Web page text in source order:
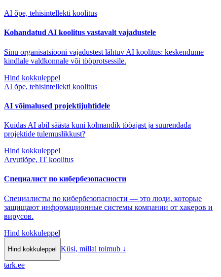
AI õpe, tehisintellekti koolitus
Kohandatud AI koolitus vastavalt vajadustele
Sinu organisatsiooni vajadustest lähtuv AI koolitus: keskendume
kindlale valdkonnale või tööprotsessile.
Hind kokkuleppel
AI õpe, tehisintellekti koolitus
AI võimalused projektijuhtidele
Kuidas AI abil säästa kuni kolmandik tööajast ja suurendada
projektide tulemuslikkust?
Hind kokkuleppel
Arvutiõpe, IT koolitus
Специалист по кибербезопасности
Специалисты по кибербезопасности — это люди, которые
защищают информационные системы компании от хакеров и
вирусов.
Hind kokkuleppel
Hind kokkuleppel Küsi, millal toimub ↓
tark.ee